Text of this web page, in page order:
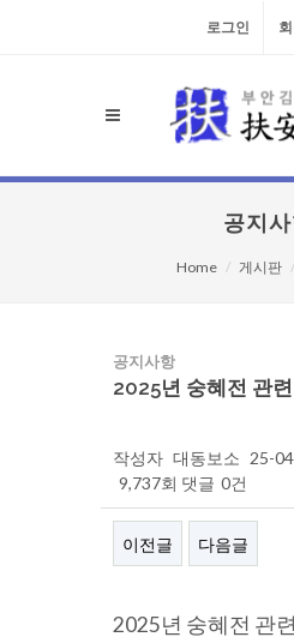
로그인
공지
Home 게시판
공지사항
2025년 숭혜전 관
작성자 대동보소 25-
9,737회 댓글 0건
이전글 다음글
본문
2025년 숭혜전 관